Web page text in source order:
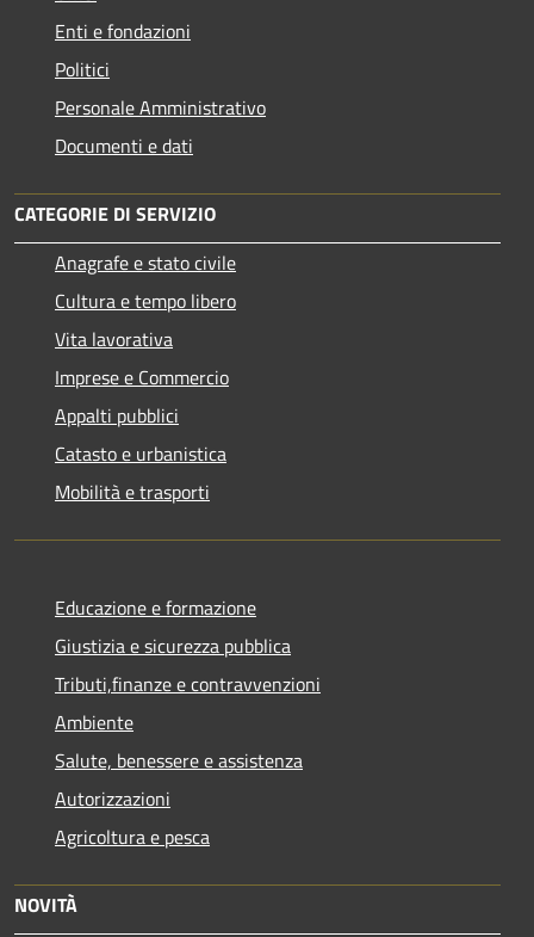
Enti e fondazioni
Politici
Personale Amministrativo
Documenti e dati
CATEGORIE DI SERVIZIO
Anagrafe e stato civile
Cultura e tempo libero
Vita lavorativa
Imprese e Commercio
Appalti pubblici
Catasto e urbanistica
Mobilità e trasporti
Educazione e formazione
Giustizia e sicurezza pubblica
Tributi,finanze e contravvenzioni
Ambiente
Salute, benessere e assistenza
Autorizzazioni
Agricoltura e pesca
NOVITÀ